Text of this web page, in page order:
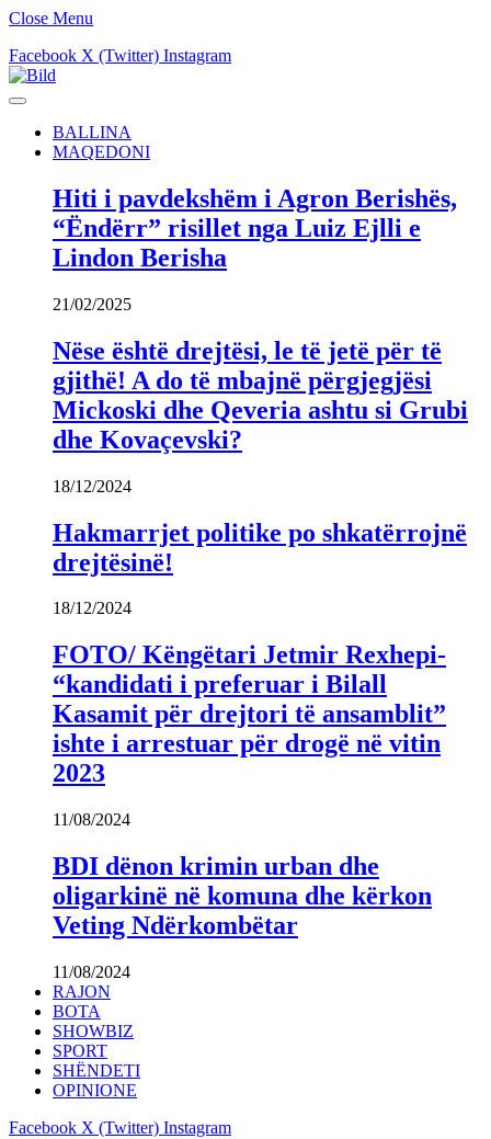
Close Menu
Facebook X (Twitter) Instagram
BALLINA
MAQEDONI
Hiti i pavdekshëm i Agron Berishës,
“Ëndërr” risillet nga Luiz Ejlli e
Lindon Berisha
21/02/2025
Nëse është drejtësi, le të jetë për të
gjithë! A do të mbajnë përgjegjësi
Mickoski dhe Qeveria ashtu si Grubi
dhe Kovaçevski?
18/12/2024
Hakmarrjet politike po shkatërrojnë
drejtësinë!
18/12/2024
FOTO/ Këngëtari Jetmir Rexhepi-
“kandidati i preferuar i Bilall
Kasamit për drejtori të ansamblit”
ishte i arrestuar për drogë në vitin
2023
11/08/2024
BDI dënon krimin urban dhe
oligarkinë në komuna dhe kërkon
Veting Ndërkombëtar
11/08/2024
RAJON
BOTA
SHOWBIZ
SPORT
SHËNDETI
OPINIONE
Facebook X (Twitter) Instagram